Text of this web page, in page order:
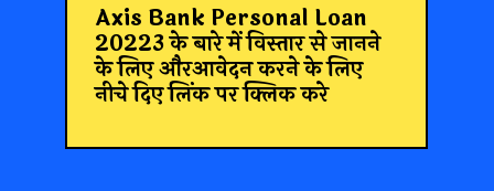
Axis Bank Personal Loan
20223 के बारे में विस्तार से जानने
के लिए औरआवेदन करने के लिए
नीचे दिए लिंक पर क्लिक करे